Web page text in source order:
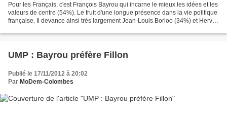
Pour les Français, c'est François Bayrou qui incarne le mieux les idées et les
valeurs de centre (54%). Le fruit d'une longue présence dans la vie politique
française. Il devance ainsi très largement Jean-Louis Borloo (34%) et Hervé
UMP : Bayrou préfère Fillon
Publié le 17/11/2012 à 20:02
Par MoDem-Colombes